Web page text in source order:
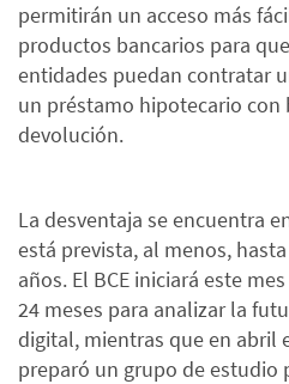
permitirán un acceso más
productos bancarios para
entidades puedan contratar
un préstamo hipotecario con
devolución.
La desventaja se encuentra
está prevista, al menos,
años. El BCE iniciará este
24 meses para analizar la
digital, mientras que en abril
preparó un grupo de estudio